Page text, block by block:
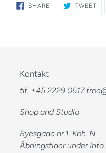
SHARE SHARE
TWEET
Kontakt
tlf. +45 2229 0617
Shop and Studio
Ryesgade nr.1. Kbh. N
Åbningstider under Info.